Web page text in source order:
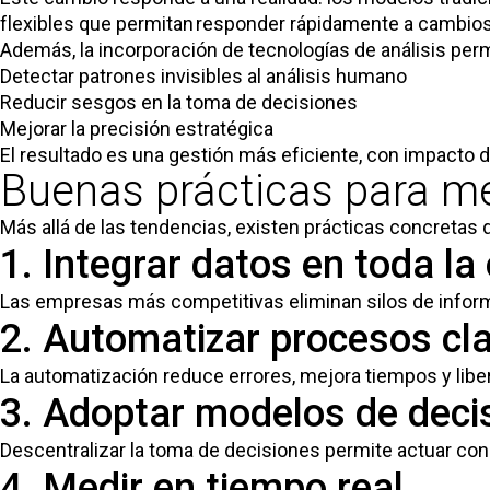
flexibles que permitan responder rápidamente a
Además, la incorporación de tecnologías de análisis
Detectar patrones invisibles al análisis humano
Reducir sesgos en la toma de decisiones
Mejorar la precisión estratégica
El resultado es una gestión más eficiente, con impacto
Buenas prácticas para
Más allá de las tendencias, existen prácticas
1. Integrar datos en toda la
Las empresas más competitivas eliminan silos de
2. Automatizar procesos
La automatización reduce errores, mejora tiempos y
3. Adoptar modelos de
Descentralizar la toma de decisiones permite actuar